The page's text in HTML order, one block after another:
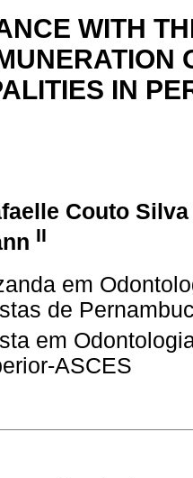
WITH
IN
Couto
II
em
de
em
ASCES